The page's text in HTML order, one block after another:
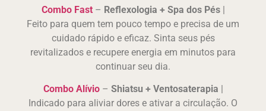
Combo Fast– Reflexologia + Spa dos Pés|
Feito para quem tem pouco tempo e precisa de um
cuidado rápido e eficaz. Sinta seus pés
revitalizados e recupere energia em minutos para
continuar seu dia.
Combo Alívio– Shiatsu + Ventosaterapia |
Indicado para aliviar dores e ativar a circulação. O